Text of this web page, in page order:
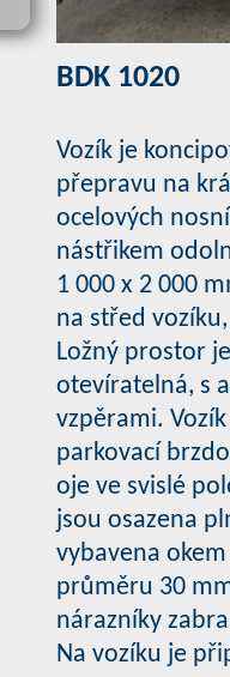
BDK 1020
Vozík je
přepravu na
ocelových
nástřikem
1 000 x 2 000
na střed
Ložný prostor
otevíratelná, s
vzpěrami.
parkovací
oje ve svislé
jsou osazena
vybavena
průměru 30
nárazníky
Na vozíku je